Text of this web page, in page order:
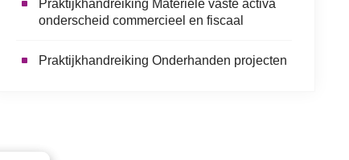
Praktijkhandreiking Materiële vaste activa
onderscheid commercieel en fiscaal
Praktijkhandreiking Onderhanden projecten